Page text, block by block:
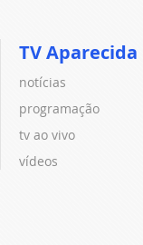
TV Aparecida
notícias
programação
tv ao vivo
vídeos